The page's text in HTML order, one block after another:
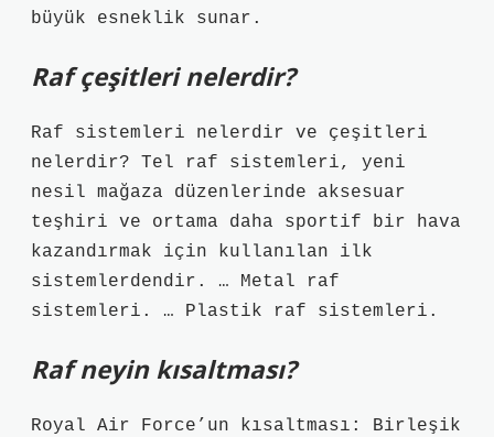
büyük esneklik sunar.
Raf çeşitleri nelerdir?
Raf sistemleri nelerdir ve çeşitleri
nelerdir? Tel raf sistemleri, yeni
nesil mağaza düzenlerinde aksesuar
teşhiri ve ortama daha sportif bir hava
kazandırmak için kullanılan ilk
sistemlerdendir. … Metal raf
sistemleri. … Plastik raf sistemleri.
Raf neyin kısaltması?
Royal Air Force’un kısaltması: Birleşik